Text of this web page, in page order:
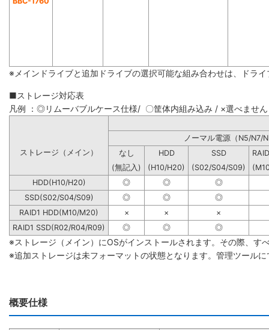
※メインドライブと追加ドライブの選択可能な組み合わせは、ドラ
■ストレージ対応表
凡例 ：◎リムーバブルケース仕様/ 〇筐体内組み込み / ×選べません
ノーマル電源（N5/N7/
ストレージ（メイン）
なし HDD SSD
(無記入)
(H10/H20) (S02/S04/S09)
HDD(H10/H20)
◎ ◎
◎
SSD(S02/S04/S09)
◎ ◎
◎
RAID1 HDD(M10/M20)
× ×
×
RAID1 SSD(R02/R04/R09)
◎ ◎ ◎
※ストレージ（メイン）にOSがインストールされます。その際、す
※追加ストレージは未フォーマットの状態となります。管理ツール
概要仕様